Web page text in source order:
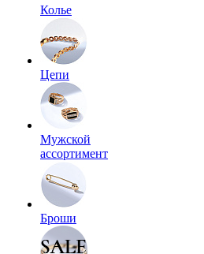
Колье
Цепи
Мужской
ассортимент
Броши